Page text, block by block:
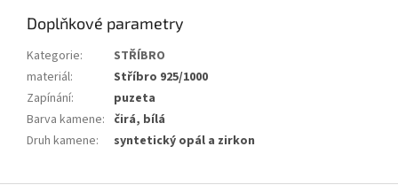
Doplňkové parametry
Kategorie:
STŘÍBRO
materiál:
Stříbro 925/1000
Zapínání:
puzeta
Barva kamene: čirá, bílá
Druh kamene: syntetický opál a zirkon